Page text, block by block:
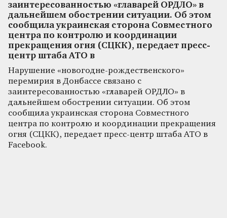
заинтересованностью «главарей ОРДЛО» в
дальнейшем обострении ситуации. Об этом
сообщила украинская сторона Совместного
центра по контролю и координации
прекращения огня (СЦКК), передает пресс-
центр штаба АТО в
Нарушение «новогодне-рождественского»
перемирия в Донбассе связано с
заинтересованностью «главарей ОРДЛО» в
дальнейшем обострении ситуации. Об этом
сообщила украинская сторона Совместного
центра по контролю и координации прекращения
огня (СЦКК), передает пресс-центр штаба АТО в
Facebook.